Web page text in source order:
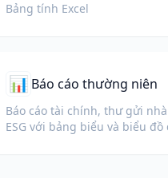
Bảng tính Excel
📊 Báo cáo thường niên
Báo cáo tài chính, thư gửi
ESG với bảng biểu và biểu